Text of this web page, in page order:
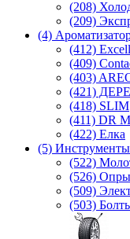
(208)
(209)
(4)
(412)
(409)
(403)
(421)
(418) SLIM
(411) DR
(422) Елка
(5)
(522)
(526)
(509)
(503)